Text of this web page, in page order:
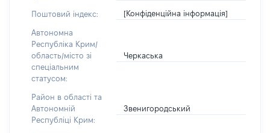
Поштовий індекс: [Конфіденційна інформація]
Автономна
Республіка Крим/
область/місто зі
спеціальним
статусом:
Черкаська
Район в області та
Автономній
Республіці Крим:
Звенигородський